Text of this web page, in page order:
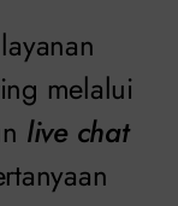
melalui
live chat